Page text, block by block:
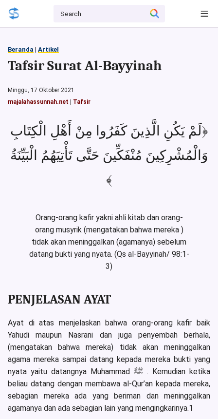
Beranda | Artikel
Tafsir Surat Al-Bayyinah
Minggu, 17 Oktober 2021
majalahassunnah.net
Tafsir
﴿لَمْ يَكُنِ الَّذِينَ كَفَرُوا مِنْ أَهْلِ الْكِتَابِ
وَالْمُشْرِكِينَ مُنْفَكِّينَ حَتَّى تَأْتِيَهُمُ الْبَيِّنَةُ
﴾
Orang-orang kafir yakni ahli kitab dan orang-
orang musyrik (mengatakan bahwa mereka )
tidak akan meninggalkan (agamanya) sebelum
datang bukti yang nyata. (Qs al-Bayyinah/ 98:1-
3)
PENJELASAN AYAT
Ayat di atas menjelaskan bahwa orang-orang kafir baik
Yahudi maupun Nasrani dan juga penyembah berhala,
(mengatakan bahwa mereka) tidak akan meninggalkan
agama mereka sampai datang kepada mereka bukti yang
nyata yaitu datangnya Muhammad ﷺ . Kemudian ketika
beliau datang dengan membawa al-Qur’an kepada mereka,
sebagian mereka ada yang beriman dan meninggalkan
agamanya dan ada sebagian lain yang mengingkarinya.1